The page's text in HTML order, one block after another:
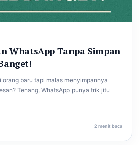
WhatsApp Tanpa Simpan
orang baru tapi malas menyimpannya
Tenang, WhatsApp punya trik jitu
2 menit baca